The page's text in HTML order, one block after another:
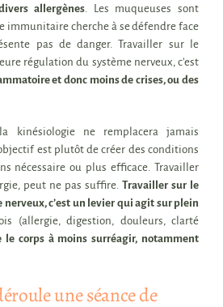
allergènes . Les muqueuses sont
immunitaire cherche à se défendre face
pas de danger.Travailler sur le
régulation du système nerveux, c’est
et donc moins de crises, ou des
kinésiologie ne remplacera jamais
est plutôt de créer des conditions
nécessaire ou plus efficace.Travailler
peut ne pas suffire.Travailler sur le
nerveux, c’est un levier qui agit sur plein
(allergie, digestion, douleurs, clarté
le corps à moins surréagir, notamment
une séance de